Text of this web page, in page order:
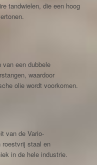
tandwielen, die een hoog
een dubbele
waardoor
olie wordt voorkomen.
van de Vario-
roestvrij staal en
in de hele industrie.